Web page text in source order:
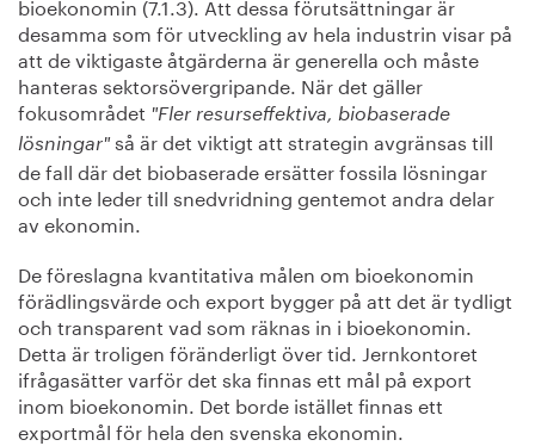
desamma som för utveckling av hela industrin visar på
att de viktigaste åtgärderna är generella och måste
hanteras sektorsövergripande. När det gäller
fokusområdet "Fler resurseffektiva, biobaserade
lösningar"så är det viktigt att strategin avgränsas till
de fall där det biobaserade ersätter fossila lösningar
och inte leder till snedvridning gentemot andra delar
av ekonomin.
De föreslagna kvantitativa målen om bioekonomin
förädlingsvärde och export bygger på att det är tydligt
och transparent vad som räknas in i bioekonomin.
Detta är troligen föränderligt över tid. Jernkontoret
ifrågasätter varför det ska finnas ett mål på export
inom bioekonomin. Det borde istället finnas ett
exportmål för hela den svenska ekonomin.